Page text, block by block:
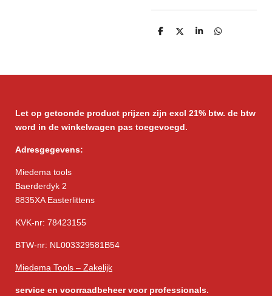
D
D
S
D
Let op getoonde product prijzen zijn excl 21% btw. de btw
word in de winkelwagen pas toegevoegd.
Adresgegevens:
Miedema tools
Baerderdyk 2
8835XA Easterlittens
KVK-nr: 78423155
BTW-nr: NL003329581B54
Miedema Tools – Zakelijk
service en voorraadbeheer voor professionals.